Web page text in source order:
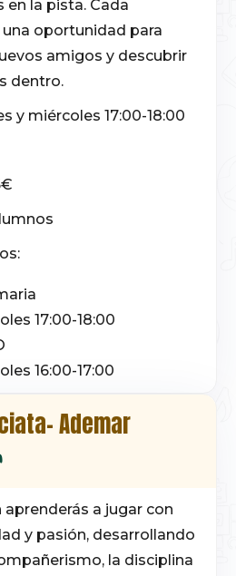
en la pista. Cada
oportunidad para
amigos y descubrir
dentro.
y miércoles 17:00-18:00
17:00-18:00
16:00-17:00
Ademar
a jugar con
y pasión, desarrollando
la disciplina